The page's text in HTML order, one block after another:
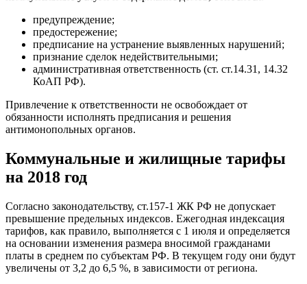
предупреждение;
предостережение;
предписание на устранение выявленных нарушений;
признание сделок недействительными;
административная ответственность (ст. ст.14.31, 14.32
КоАП РФ).
Привлечение к ответственности не освобождает от
обязанности исполнять предписания и решения
антимонопольных органов.
Коммунальные и жилищные тарифы
на 2018 год
Согласно законодательству, ст.157-1 ЖК РФ не допускает
превышение предельных индексов. Ежегодная индексация
тарифов, как правило, выполняется с 1 июля и определяется
на основании изменения размера вносимой гражданами
платы в среднем по субъектам РФ. В текущем году они будут
увеличены от 3,2 до 6,5 %, в зависимости от региона.